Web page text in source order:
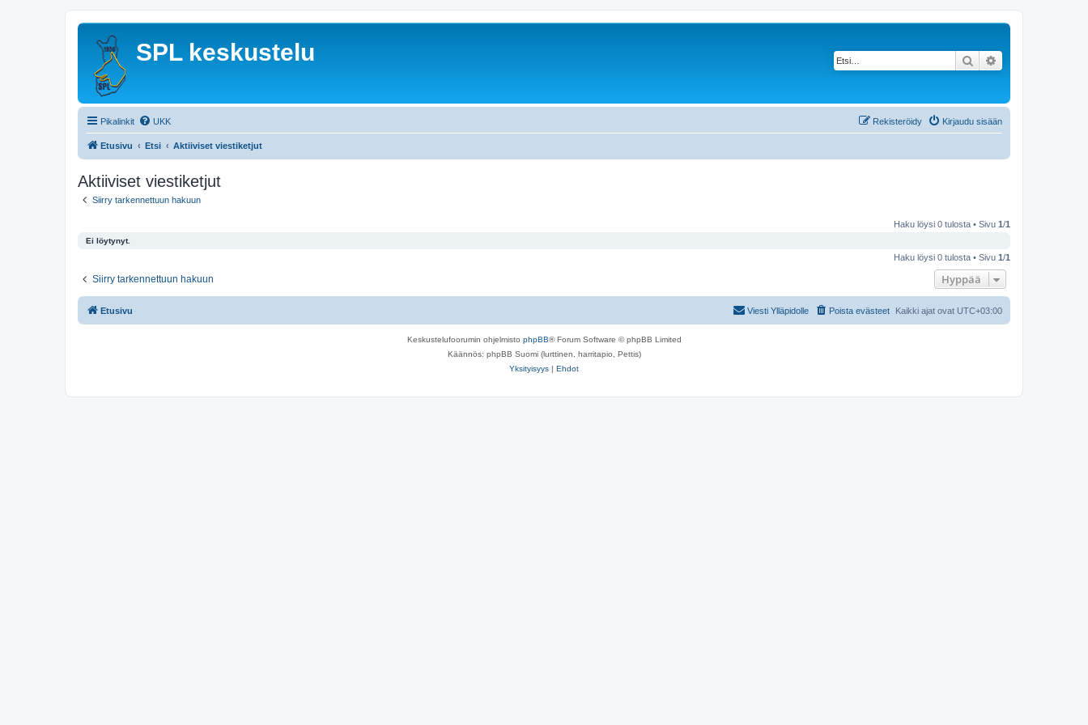
SPL keskustelu Etsi
Pikalinkit UKK Kirjaudu sisään
Rekisteröidy
Etusivu Etsi Aktiiviset viestiketjut
Aktiiviset viestiketjut
Siirry tarkennettuun hakuun
Haku löysi 0 tulosta • Sivu 1/1
Ei löytynyt.
Haku löysi 0 tulosta • Sivu 1/1
Siirry tarkennettuun hakuun Hyppää
Etusivu Kaikki ajat ovat UTC+03:00
Poista evästeet
Viesti Ylläpidolle
Keskustelufoorumin ohjelmisto phpBB® Forum Software © phpBB Limited
Käännös: phpBB Suomi (lurttinen, harritapio, Pettis)
Yksityisyys | Ehdot